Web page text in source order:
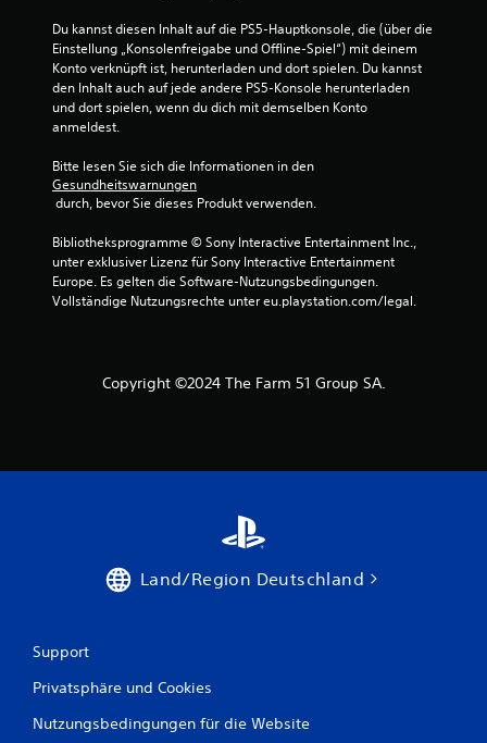
Du kannst diesen Inhalt auf die PS5-Hauptkonsole, die (über die
Einstellung „Konsolenfreigabe und Offline-Spiel“) mit deinem
Konto verknüpft ist, herunterladen und dort spielen. Du kannst
den Inhalt auch auf jede andere PS5-Konsole herunterladen
und dort spielen, wenn du dich mit demselben Konto
anmeldest.
Bitte lesen Sie sich die Informationen in den
Gesundheitswarnungen
durch, bevor Sie dieses Produkt verwenden.
Bibliotheksprogramme © Sony Interactive Entertainment Inc.,
unter exklusiver Lizenz für Sony Interactive Entertainment
Europe. Es gelten die Software-Nutzungsbedingungen.
Vollständige Nutzungsrechte unter eu.playstation.com/legal.
Copyright ©2024 The Farm 51 Group SA.
Land/Region Deutschland
Support
Privatsphäre und Cookies
Nutzungsbedingungen für die Website